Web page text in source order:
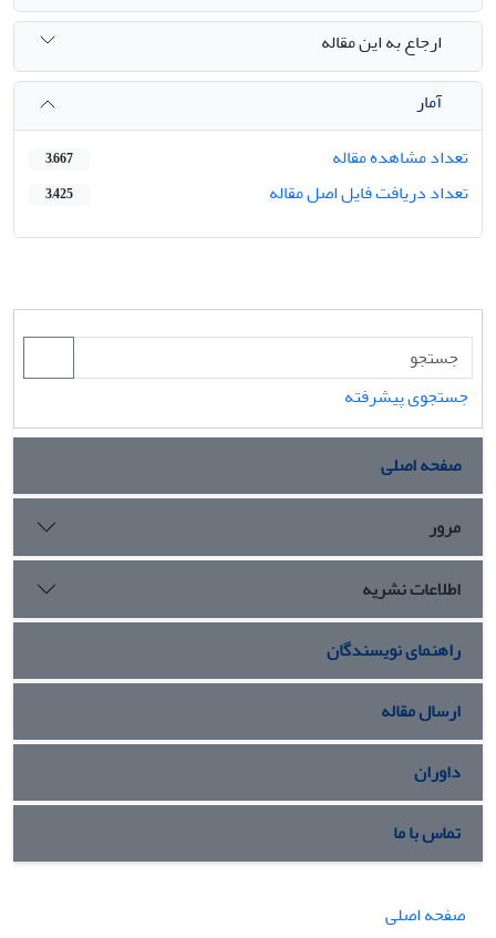
ارجاع به این مقاله
آمار
تعداد مشاهده مقاله
3,667
تعداد دریافت فایل اصل مقاله 3,425
جستجوی پیشرفته
صفحه اصلی
مرور
اطلاعات نشریه
راهنمای نویسندگان
ارسال مقاله
داوران
تماس با ما
صفحه اصلی